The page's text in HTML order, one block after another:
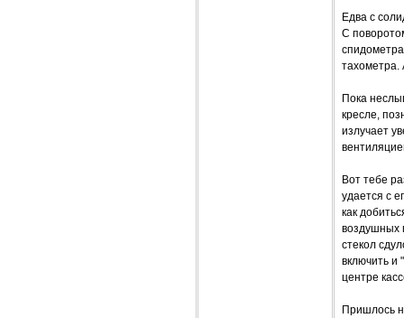
Едва с
С
тахометра.
Пока
кресле,
излучает
Вот тебе
удается с
как
воздушных
стекол
включить и
центре
Пришлось